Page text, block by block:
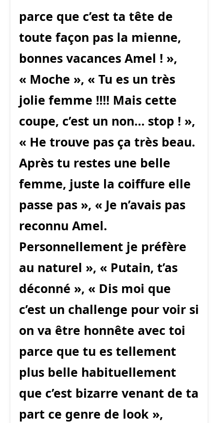
parce que c’est ta tête de
toute façon pas la mienne,
bonnes vacances Amel ! »,
« Moche », « Tu es un très
jolie femme !!!! Mais cette
coupe, c’est un non… stop ! »,
« He trouve pas ça très beau.
Après tu restes une belle
femme, juste la coiffure elle
passe pas », « Je n’avais pas
reconnu Amel.
Personnellement je préfère
au naturel », « Putain, t’as
déconné », « Dis moi que
c’est un challenge pour voir si
on va être honnête avec toi
parce que tu es tellement
plus belle habituellement
que c’est bizarre venant de ta
part ce genre de look »,